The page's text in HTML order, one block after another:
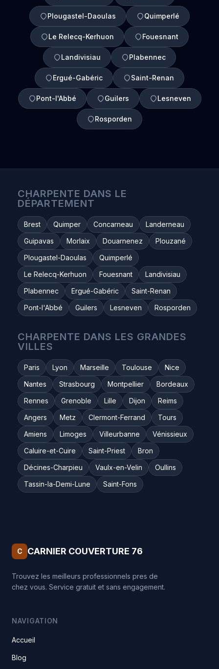
Plougastel-Daoulas Quimperlé
Le Relecq-Kerhuon Fouesnant
Landivisiau Plabennec
Ergué-Gabéric Saint-Renan
Pont-l'Abbé Guilers Lesneven
Rosporden
CHARPENTE DANS LE
DÉPARTEMENT
Brest Quimper Concarneau
Landerneau
Guipavas
Morlaix Douarnenez
Plouzané
Plougastel-Daoulas
Quimperlé
Le Relecq-Kerhuon
Fouesnant
Landivisiau
Plabennec
Ergué-Gabéric
Saint-Renan
Pont-l'Abbé
Guilers Lesneven Rosporden
CHARPENTE DANS LES GRANDES
VILLES
Paris Lyon Marseille Toulouse
Nice
Nantes
Strasbourg Montpellier
Bordeaux
Rennes
Grenoble Lille Dijon
Reims
Angers
Metz Clermont-Ferrand
Tours
Amiens
Limoges Villeurbanne
Vénissieux
Caluire-et-Cuire
Saint-Priest
Bron
Décines-Charpieu
Vaulx-en-Velin
Oullins
Tassin-la-Demi-Lune
Saint-Fons
C CARNIER COUVERTURE 76
Trouvez les meilleurs professionnels pres de
chez vous. Service gratuit et sans engagement.
NAVIGATION
Accueil
Blog